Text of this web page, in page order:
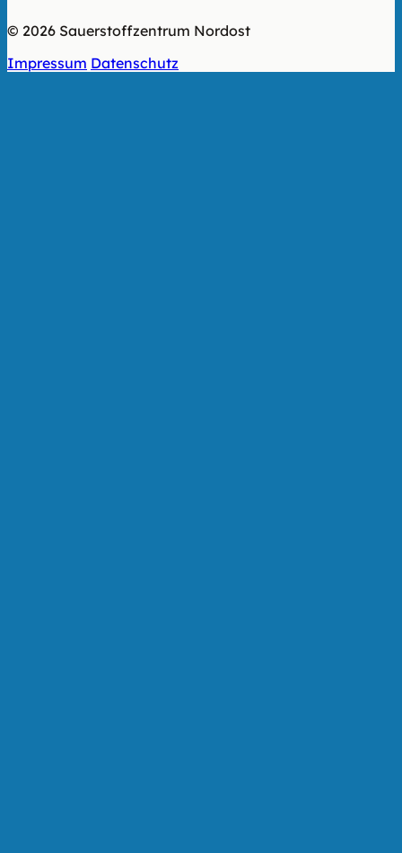
© 2026 Sauerstoffzentrum Nordost
Impressum Datenschutz